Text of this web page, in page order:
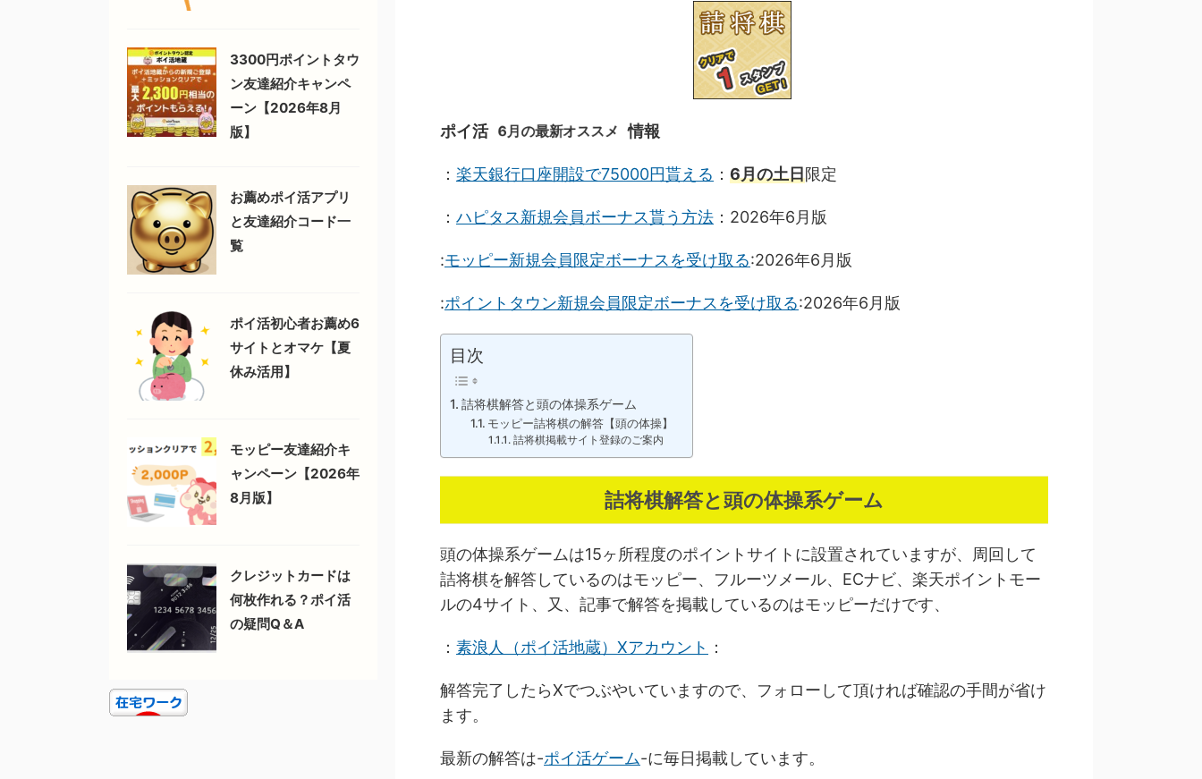
ポイ活6月の最新オススメ情報
： 楽天銀行口座開設で75000円貰える ： 6月の土日限定
： ハピタス新規会員ボーナス貰う方法 ：2026年6月版
:モッピー新規会員限定ボーナスを受け取る:2026年6月版
:ポイントタウン新規会員限定ボーナスを受け取る:2026年6月版
目次
詰将棋解答と頭の体操系ゲーム
モッピー詰将棋の解答【頭の体操】
詰将棋掲載サイト登録のご案内
詰将棋解答と頭の体操系ゲーム
頭の体操系ゲームは15ヶ所程度のポイントサイトに設置されていますが、周回して
詰将棋を解答しているのはモッピー、フルーツメール、ECナビ、楽天ポイントモー
ルの4サイト、又、記事で解答を掲載しているのはモッピーだけです、
： 素浪人（ポイ活地蔵）Xアカウント ：
解答完了したらXでつぶやいていますので、フォローして頂ければ確認の手間が省け
ます。
最新の解答は-ポイ活ゲーム-に毎日掲載しています。
3300円ポイントタウ
ン友達紹介キャンペ
ーン【2026年8月
版】
お薦めポイ活アプリ
と友達紹介コード一
覧
ポイ活初心者お薦め6
サイトとオマケ【夏
休み活用】
モッピー友達紹介キ
ャンペーン【2026年
8月版】
クレジットカードは
何枚作れる？ポイ活
の疑問Q＆A